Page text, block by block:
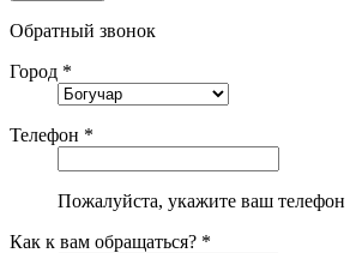
Обратный звонок
Город *
Телефон *
Пожалуйста, укажите ваш телефон
Как к вам обращаться? *